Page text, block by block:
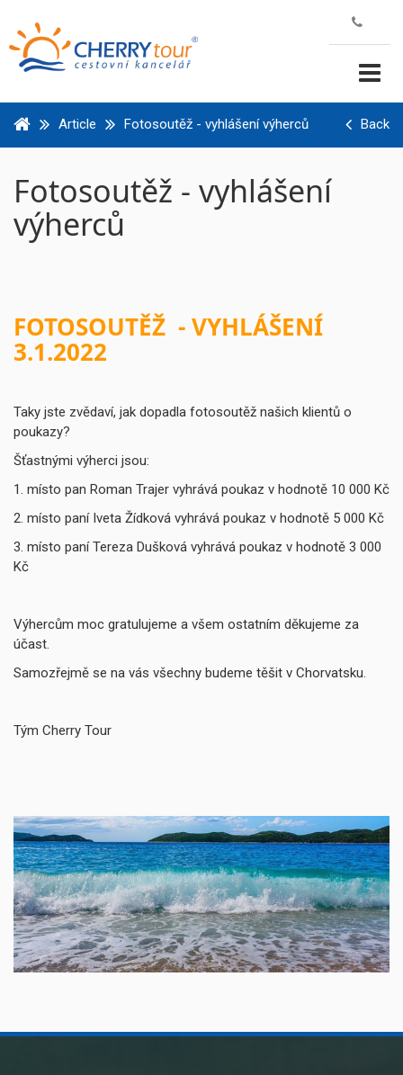
Article Fotosoutěž - vyhlášení výherců Back
Fotosoutěž - vyhlášení
výherců
FOTOSOUTĚŽ - VYHLÁŠENÍ
3.1.2022
Taky jste zvědaví, jak dopadla fotosoutěž našich klientů o
poukazy?
Šťastnými výherci jsou:
1. místo pan Roman Trajer vyhrává poukaz v hodnotě 10 000 Kč
2. místo paní Iveta Žídková vyhrává poukaz v hodnotě 5 000 Kč
3. místo paní Tereza Dušková vyhrává poukaz v hodnotě 3 000
Kč
Výhercům moc gratulujeme a všem ostatním děkujeme za
účast.
Samozřejmě se na vás všechny budeme těšit v Chorvatsku.
Tým Cherry Tour